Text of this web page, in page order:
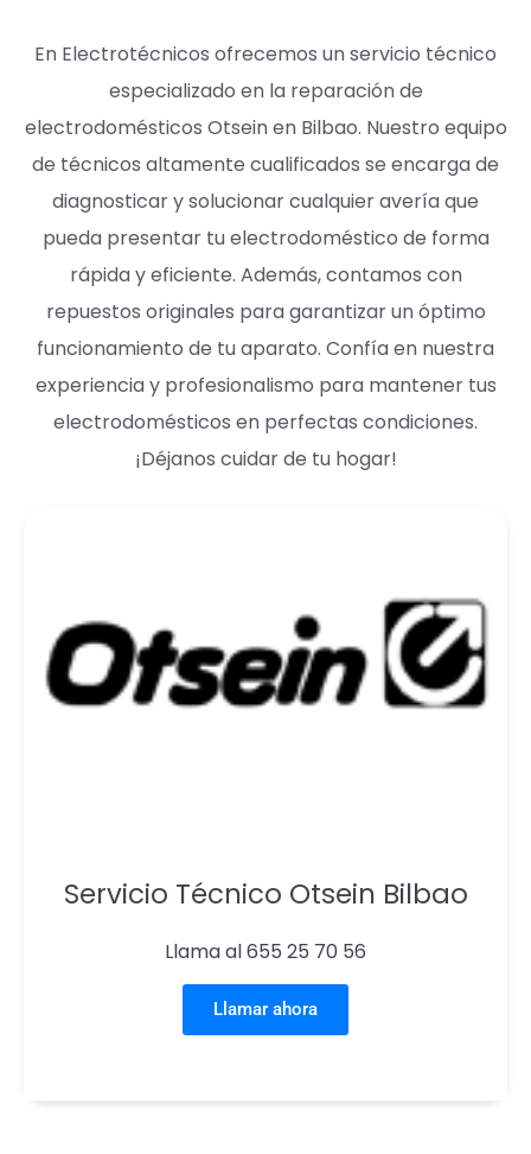
En Electrotécnicos ofrecemos un servicio técnico
especializado en la reparación de
electrodomésticos Otsein en Bilbao. Nuestro equipo
de técnicos altamente cualificados se encarga de
diagnosticar y solucionar cualquier avería que
pueda presentar tu electrodoméstico de forma
rápida y eficiente. Además, contamos con
repuestos originales para garantizar un óptimo
funcionamiento de tu aparato. Confía en nuestra
experiencia y profesionalismo para mantener tus
electrodomésticos en perfectas condiciones.
¡Déjanos cuidar de tu hogar!
Servicio Técnico Otsein Bilbao
Llama al 655 25 70 56
Llamar ahora